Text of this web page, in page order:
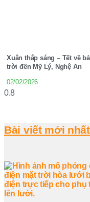
Xuân thắp sáng – Tết về
trời đến Mỹ Lý, Nghệ An
02/02/2026
Bài viết mới nhất